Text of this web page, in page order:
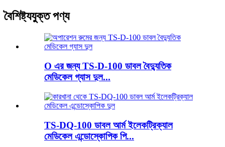
বৈশিষ্ট্যযুক্ত পণ্য
O এর জন্য TS-D-100 ডাবল বৈদ্যুতিক
মেডিকেল গ্যাস দুল...
TS-DQ-100 ডাবল আর্ম ইলেকট্রিক্যাল
মেডিকেল এন্ডোস্কোপিক পি...